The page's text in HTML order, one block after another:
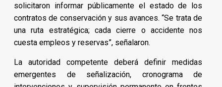
solicitaron informar públicamente el estado de los
contratos de conservación y sus avances. “Se trata de
una ruta estratégica; cada cierre o accidente nos
cuesta empleos y reservas”, señalaron.
La autoridad competente deberá definir medidas
emergentes de señalización, cronograma de